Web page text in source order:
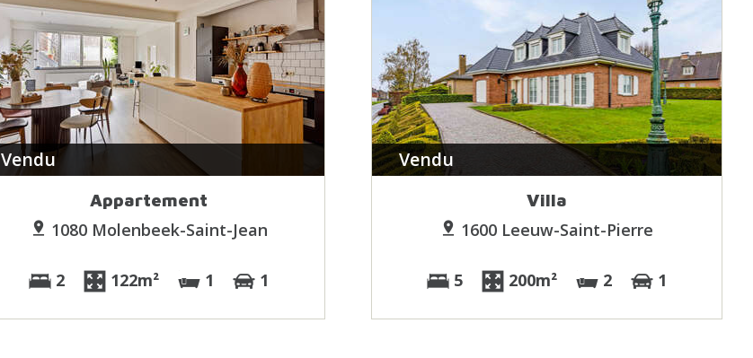
Vendu
Appartement
1080 Molenbeek-Saint-Jean
2 122m² 1 1
Vendu
Villa
1600 Leeuw-Saint-Pierre
5 200m² 2 1